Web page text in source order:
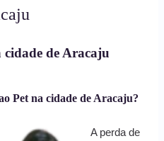
cidade de Aracaju
Pet na cidade de Aracaju?
A perda de